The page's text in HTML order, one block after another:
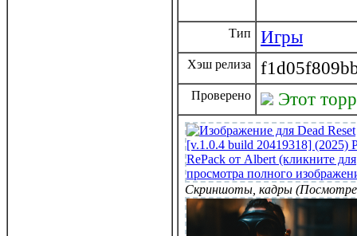
Тип Игры
Хэш релиза
Проверено Этот
Скриншоты, кадры